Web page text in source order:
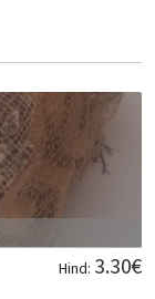
Hind: 3.30€